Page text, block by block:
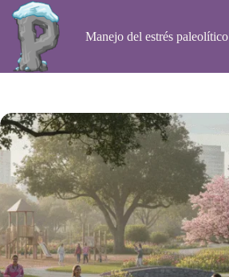
Saltar
contenido
Manejo del estrés paleolítico